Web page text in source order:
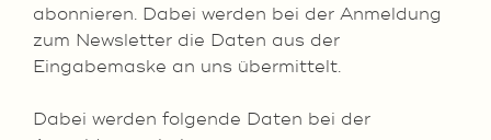
abonnieren. Dabei werden bei der Anmeldung
zum Newsletter die Daten aus der
Eingabemaske an uns übermittelt.
Dabei werden folgende Daten bei der